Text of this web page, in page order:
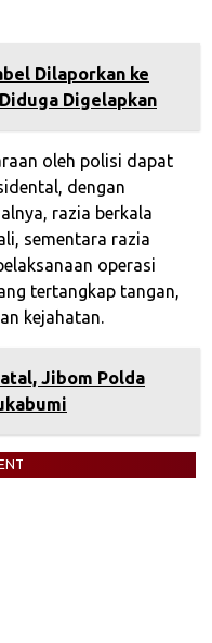
Dilaporkan ke
Digelapkan
oleh polisi dapat
dengan
razia berkala
sementara razia
operasi
tertangkap tangan,
kejahatan.
Jibom Polda